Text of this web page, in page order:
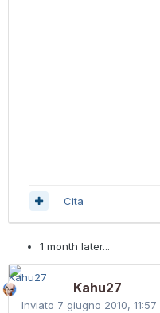
Cita
1 month later...
Kahu27
Inviato 7 giugno 2010, 11:57